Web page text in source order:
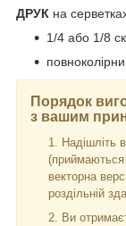
ДРУК на
1/4 або 1/8
Порядок
з вашим
Надішліть
векторна
роздільній
Ви